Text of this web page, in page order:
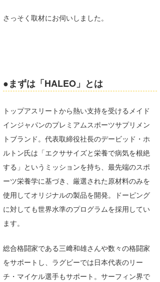
さっそく取材にお伺いしました。
●まずは「HALEO」とは
トップアスリートから熱い支持を受けるメイド
インジャパンのプレミアムスポーツサプリメン
トブランド。代表取締役社長のデービッド・ホ
ルトン氏は「エクササイズと栄養で病気を根絶
する」というミッションを持ち、最先端のスポ
ーツ栄養学に基づき、厳選された原材料のみを
使用してオリジナルの製品を開発。ドーピング
に対しても世界水準のプログラムを採用してい
ます。
総合格闘家である三﨑和雄さんや数々の格闘家
をサポートし、ラグビーでは日本代表のリー
チ・マイケル選手もサポート。サーフィン界で
Naoya Kimoto
Yoshiyuki Obata
CBA Films
メディア
WAVAL
中浦“JET”章
田原啓江
NOBUFUKU
大野”MAR”修聖
☆加藤
chan-U
G◎Da
H
KY
波伝説